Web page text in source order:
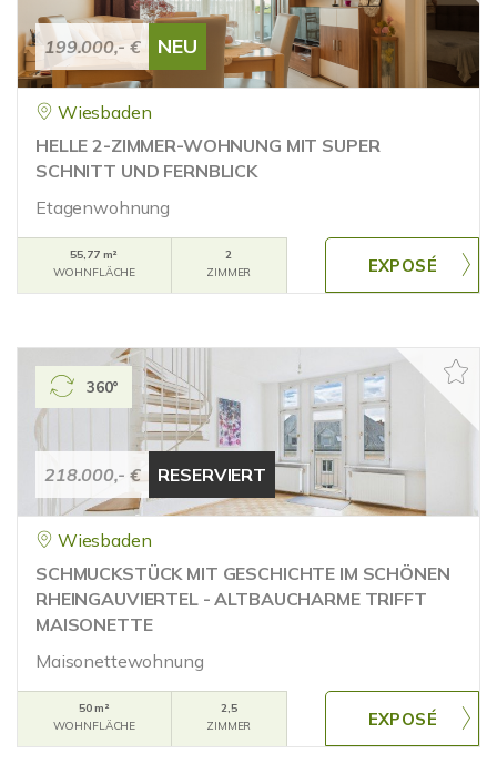
199.000,- € NEU
Wiesbaden
HELLE 2-ZIMMER-WOHNUNG MIT SUPER
SCHNITT UND FERNBLICK
Etagenwohnung
55,77 m²
WOHNFLÄCHE
2
ZIMMER
218.000,- € RESERVIERT
360°
Wiesbaden
SCHMUCKSTÜCK MIT GESCHICHTE IM SCHÖNEN
RHEINGAUVIERTEL - ALTBAUCHARME TRIFFT
MAISONETTE
Maisonettewohnung
50 m²
WOHNFLÄCHE
2,5
ZIMMER